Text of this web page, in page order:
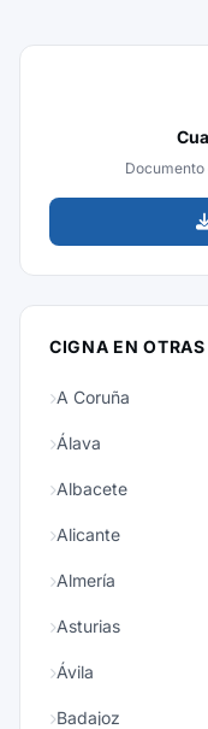
CIGNA EN
A Coruña
Álava
Albacete
Alicante
Almería
Asturias
Ávila
Badajoz